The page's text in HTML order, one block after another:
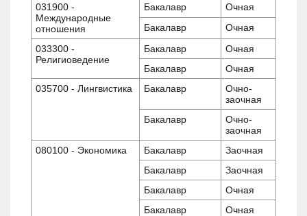
031900 -
Международные
отношения
Бакалавр
Очная
Бакалавр
Очная
033300 -
Религиоведение
Бакалавр
Очная
Бакалавр
Очная
035700 - Лингвистика
Бакалавр
Очно-
заочная
Бакалавр
Очно-
заочная
080100 - Экономика
Бакалавр
Заочная
Бакалавр
Заочная
Бакалавр
Очная
Бакалавр
Очная